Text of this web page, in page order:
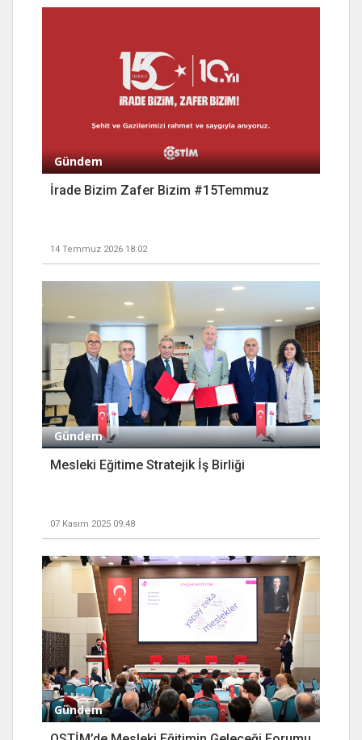
Gündem
İrade Bizim Zafer Bizim #15Temmuz
14 Temmuz 2026 18:02
Gündem
Mesleki Eğitime Stratejik İş Birliği
07 Kasım 2025 09:48
Gündem